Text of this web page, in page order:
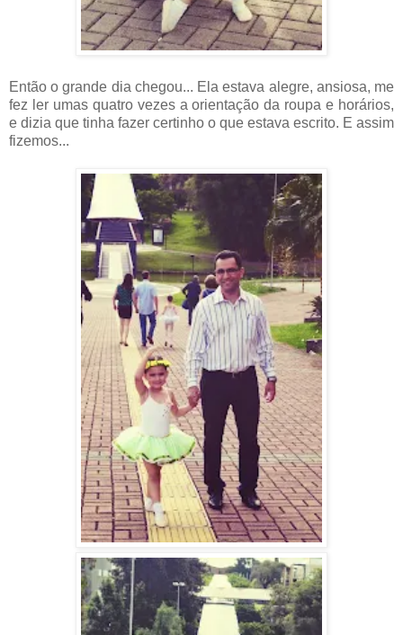
Então o grande dia chegou... Ela estava alegre, ansiosa, me
fez ler umas quatro vezes a orientação da roupa e horários,
e dizia que tinha fazer certinho o que estava escrito. E assim
fizemos...